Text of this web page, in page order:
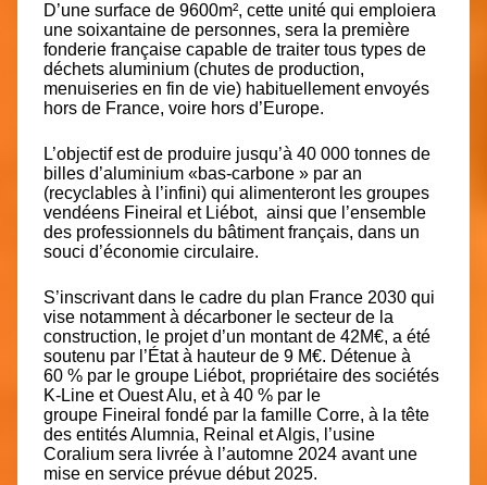
D’une surface de 9600m², cette unité qui emploiera
une soixantaine de personnes, sera la première
fonderie française capable de traiter tous types de
déchets aluminium (chutes de production,
menuiseries en fin de vie) habituellement envoyés
hors de France, voire hors d’Europe.
L’objectif est de produire jusqu’à 40 000 tonnes de
billes d’aluminium «bas-carbone » par an
(recyclables à l’infini) qui alimenteront les groupes
vendéens Fineiral et Liébot, ainsi que l’ensemble
des professionnels du bâtiment français, dans un
souci d’économie circulaire.
S’inscrivant dans le cadre du plan France 2030 qui
vise notamment à décarboner le secteur de la
construction, le projet d’un montant de 42M€, a été
soutenu par l’État à hauteur de 9 M€. Détenue à
60 % par le groupe Liébot, propriétaire des sociétés
K-Line et Ouest Alu, et à 40 % par le
groupe Fineiral fondé par la famille Corre, à la tête
des entités Alumnia, Reinal et Algis, l’usine
Coralium sera livrée à l’automne 2024 avant une
mise en service prévue début 2025.